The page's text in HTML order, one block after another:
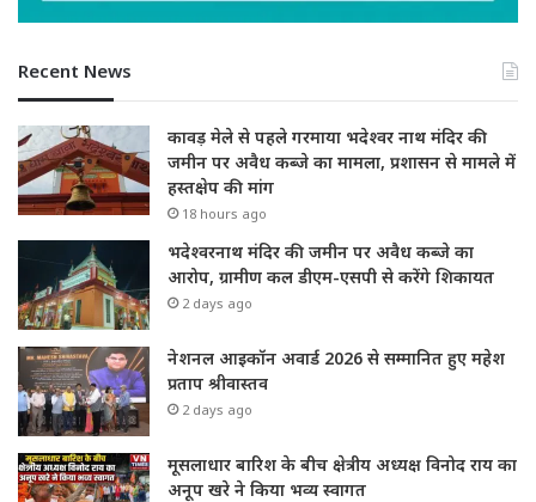
Recent News
कावड़ मेले से पहले गरमाया भदेश्वर नाथ मंदिर की
जमीन पर अवैध कब्जे का मामला, प्रशासन से मामले में
हस्तक्षेप की मांग
18 hours ago
भदेश्वरनाथ मंदिर की जमीन पर अवैध कब्जे का
आरोप, ग्रामीण कल डीएम-एसपी से करेंगे शिकायत
2 days ago
नेशनल आइकॉन अवार्ड 2026 से सम्मानित हुए महेश
प्रताप श्रीवास्तव
2 days ago
मूसलाधार बारिश के बीच क्षेत्रीय अध्यक्ष विनोद राय का
अनूप खरे ने किया भव्य स्वागत